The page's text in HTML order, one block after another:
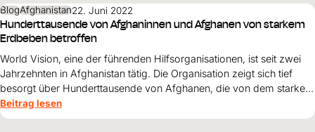
BlogAfghanistan22. Juni 2022
Hunderttausende von Afghaninnen und Afghanen von starkem
Erdbeben betroffen
World Vision, eine der führenden Hilfsorganisationen, ist seit zwei
Jahrzehnten in Afghanistan tätig. Die Organisation zeigt sich tief
besorgt über Hunderttausende von Afghanen, die von dem starken
Erdbeben betroffen sind.
Beitrag lesen